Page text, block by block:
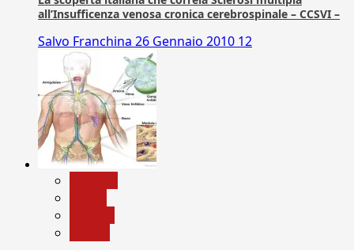
all’Insufficenza venosa cronica cerebrospinale – CCSVI –
Salvo Franchina 26 Gennaio 2010 12